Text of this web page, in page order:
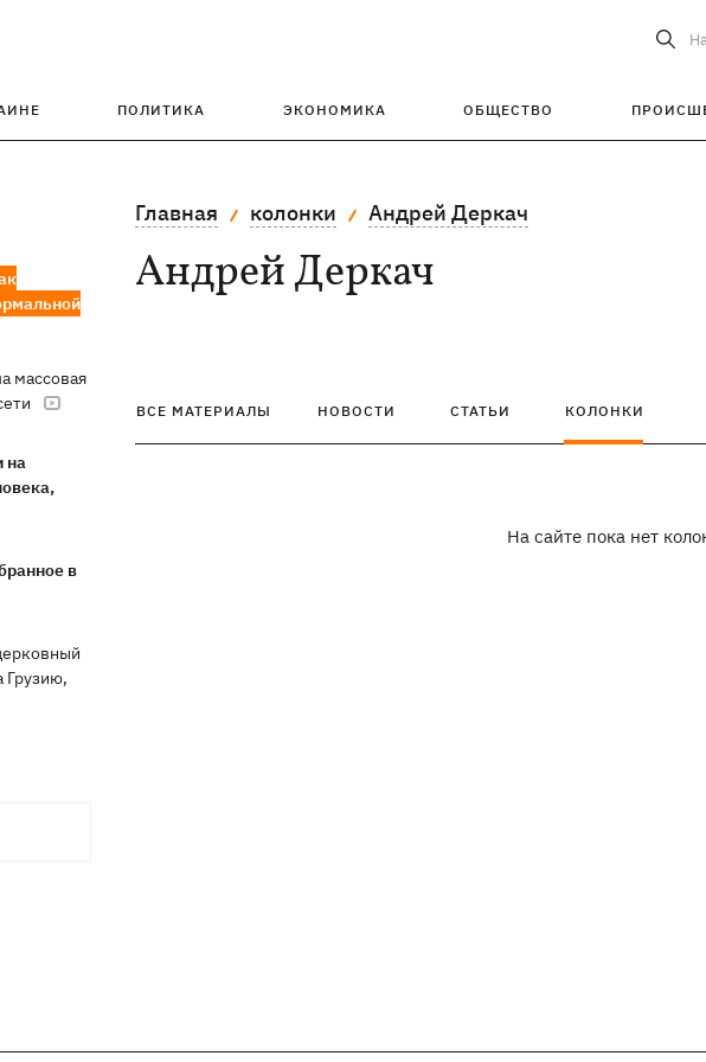
ПОЛИТИКА ЭКОНОМИКА ОБЩЕСТВО
массовая
на
в
Грузию,
Главная колонки Андрей Деркач
Андрей Деркач
ВСЕ МАТЕРИАЛЫ НОВОСТИ СТАТЬИ КОЛОНКИ
На сайте пока нет